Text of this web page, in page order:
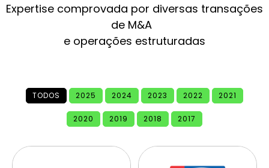
Expertise comprovada por diversas transações
de M&A
e operações estruturadas
TODOS 2025 2024 2023 2022 2021
2020 2019 2018 2017